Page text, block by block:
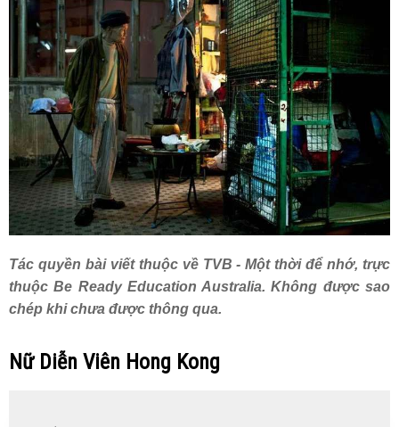
Tác quyền bài viết thuộc về TVB - Một thời để nhớ, trực
thuộc Be Ready Education Australia. Không được sao
chép khi chưa được thông qua.
Nữ Diễn Viên Hong Kong